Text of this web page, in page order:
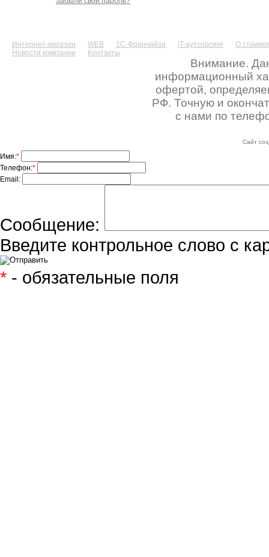
Интернет-магазин WEB 1С-Франчайзи IT-аутсорсинг
О
Новости компании
Контакты
Внимание.
информационный
офертой,
РФ. Точную и
с нами по
Сайт
Имя:*
Телефон:*
Email:
Сообщение:
Введите контрольное слово с
* - обязательные поля